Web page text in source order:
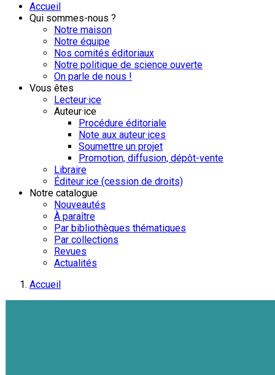
Accueil
Qui sommes-nous ?
Notre maison
Notre équipe
Nos comités éditoriaux
Notre politique de science ouverte
On parle de nous !
Vous êtes
Lecteur·ice
Auteur·ice
Procédure éditoriale
Note aux auteur·ices
Soumettre un projet
Promotion, diffusion, dépôt-vente
Libraire
Éditeur·ice (cession de droits)
Notre catalogue
Nouveautés
À paraître
Par bibliothèques thématiques
Par collections
Revues
Actualités
Accueil